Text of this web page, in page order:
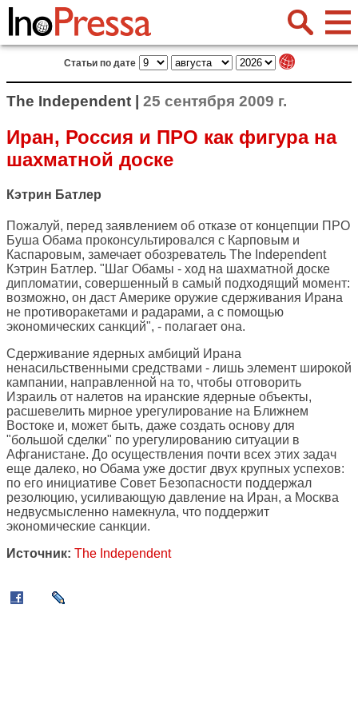
Статьи по дате
The Independent | 25 сентября 2009 г.
Иран, Россия и ПРО как фигура на
шахматной доске
Кэтрин Батлер
Пожалуй, перед заявлением об отказе от концепции ПРО
Буша Обама проконсультировался с Карповым и
Каспаровым, замечает обозреватель The Independent
Кэтрин Батлер. "Шаг Обамы - ход на шахматной доске
дипломатии, совершенный в самый подходящий момент:
возможно, он даст Америке оружие сдерживания Ирана
не противоракетами и радарами, а с помощью
экономических санкций", - полагает она.
Сдерживание ядерных амбиций Ирана
ненасильственными средствами - лишь элемент широкой
кампании, направленной на то, чтобы отговорить
Израиль от налетов на иранские ядерные объекты,
расшевелить мирное урегулирование на Ближнем
Востоке и, может быть, даже создать основу для
"большой сделки" по урегулированию ситуации в
Афганистане. До осуществления почти всех этих задач
еще далеко, но Обама уже достиг двух крупных успехов:
по его инициативе Совет Безопасности поддержал
резолюцию, усиливающую давление на Иран, а Москва
недвусмысленно намекнула, что поддержит
экономические санкции.
Источник: The Independent